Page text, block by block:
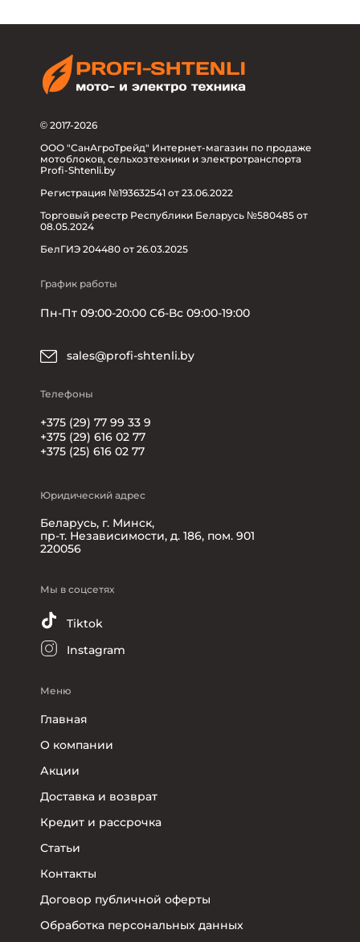
© 2017-2026
ООО "СанАгроТрейд" Интернет-магазин по продаже
мотоблоков, сельхозтехники и электротранспорта
Profi-Shtenli.by
Регистрация №193632541 от 23.06.2022
Торговый реестр Республики Беларусь №580485 от
08.05.2024
БелГИЭ 204480 от 26.03.2025
График работы
Пн-Пт 09:00-20:00 Сб-Вс 09:00-19:00
sales@profi-shtenli.by
Телефоны
+375 (29) 77 99 33 9
+375 (29) 616 02 77
+375 (25) 616 02 77
Юридический адрес
Беларусь, г. Минск,
пр-т. Независимости, д. 186, пом. 901
220056
Мы в соцсетях
Tiktok
Instagram
Меню
Главная
О компании
Акции
Доставка и возврат
Кредит и рассрочка
Статьи
Контакты
Договор публичной оферты
Обработка персональных данных